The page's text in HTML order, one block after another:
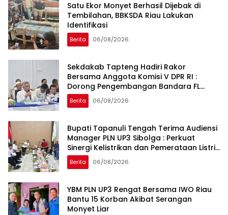
Satu Ekor Monyet Berhasil Dijebak di
Tembilahan, BBKSDA Riau Lakukan
Identifikasi
Berita 06/08/2026
Sekdakab Tapteng Hadiri Rakor
Bersama Anggota Komisi V DPR RI :
Dorong Pengembangan Bandara FL
Tobing dan Pelabuhan Sibolga
Berita 06/08/2026
Bupati Tapanuli Tengah Terima Audiensi
Manager PLN UP3 Sibolga : Perkuat
Sinergi Kelistrikan dan Pemerataan Listrik
Desa
Berita 06/08/2026
YBM PLN UP3 Rengat Bersama IWO Riau
Bantu 15 Korban Akibat Serangan
Monyet Liar